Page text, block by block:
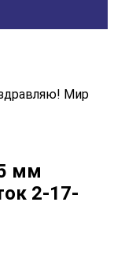
Мир
мм
2-17-